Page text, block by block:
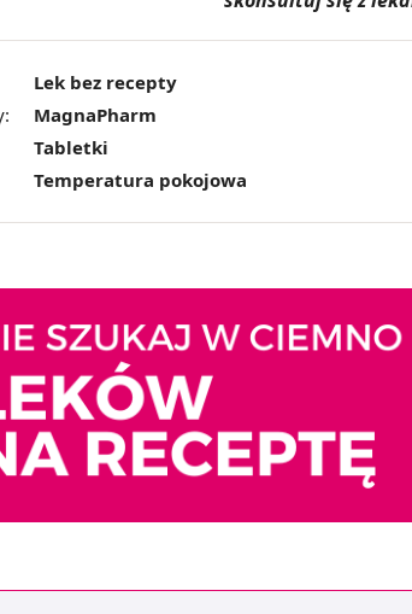
Lek bez recepty
MagnaPharm
Tabletki
Temperatura pokojowa